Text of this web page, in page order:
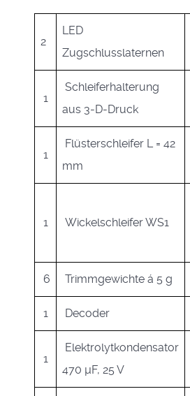
2
LED
Zugschlusslaternen
1
Schleiferhalterung
aus 3-D-Druck
1
Flüsterschleifer L = 42
mm
1 Wickelschleifer WS1
6 Trimmgewichte á 5 g
1 Decoder
1
Elektrolytkondensator
470 µF, 25 V